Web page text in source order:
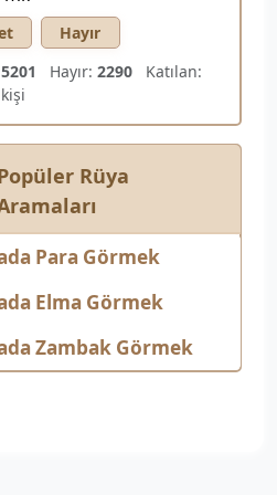
Hayır
5201 Hayır: 2290Katılan:
kişi
Rüya
Para Görmek
Elma Görmek
Zambak Görmek